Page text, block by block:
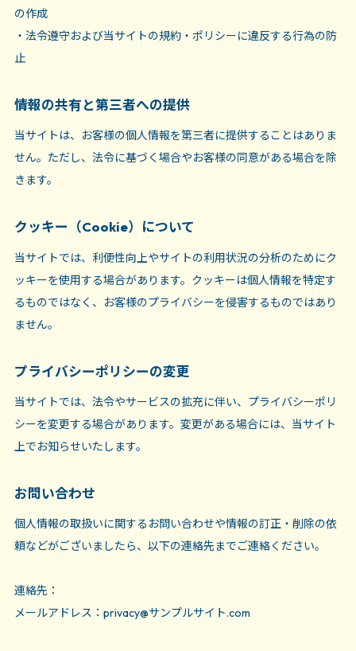
の作成
・法令遵守および当サイトの規約・ポリシーに違反する行為の防
止
情報の共有と第三者への提供
当サイトは、お客様の個人情報を第三者に提供することはありま
せん。ただし、法令に基づく場合やお客様の同意がある場合を除
きます。
クッキー（Cookie）について
当サイトでは、利便性向上やサイトの利用状況の分析のためにク
ッキーを使用する場合があります。クッキーは個人情報を特定す
るものではなく、お客様のプライバシーを侵害するものではあり
ません。
プライバシーポリシーの変更
当サイトでは、法令やサービスの拡充に伴い、プライバシーポリ
シーを変更する場合があります。変更がある場合には、当サイト
上でお知らせいたします。
お問い合わせ
個人情報の取扱いに関するお問い合わせや情報の訂正・削除の依
頼などがございましたら、以下の連絡先までご連絡ください。
連絡先：
メールアドレス：privacy@サンプルサイト.com